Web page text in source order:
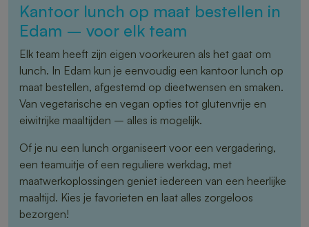
Kantoor lunch op maat bestellen in
Edam – voor elk team
Elk team heeft zijn eigen voorkeuren als het gaat om
lunch. In Edam kun je eenvoudig een kantoor lunch op
maat bestellen, afgestemd op dieetwensen en smaken.
Van vegetarische en vegan opties tot glutenvrije en
eiwitrijke maaltijden – alles is mogelijk.
Of je nu een lunch organiseert voor een vergadering,
een teamuitje of een reguliere werkdag, met
maatwerkoplossingen geniet iedereen van een heerlijke
maaltijd. Kies je favorieten en laat alles zorgeloos
bezorgen!